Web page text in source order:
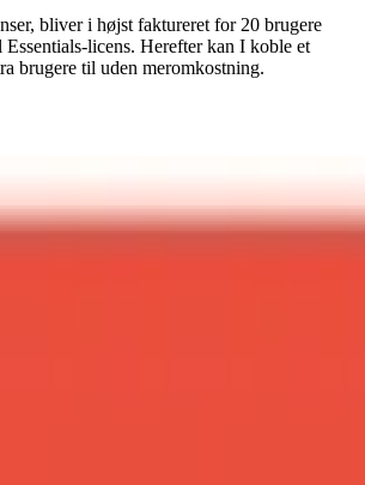
bliver i højst faktureret for 20 brugere
Essentials-licens. Herefter kan I koble et
brugere til uden meromkostning.